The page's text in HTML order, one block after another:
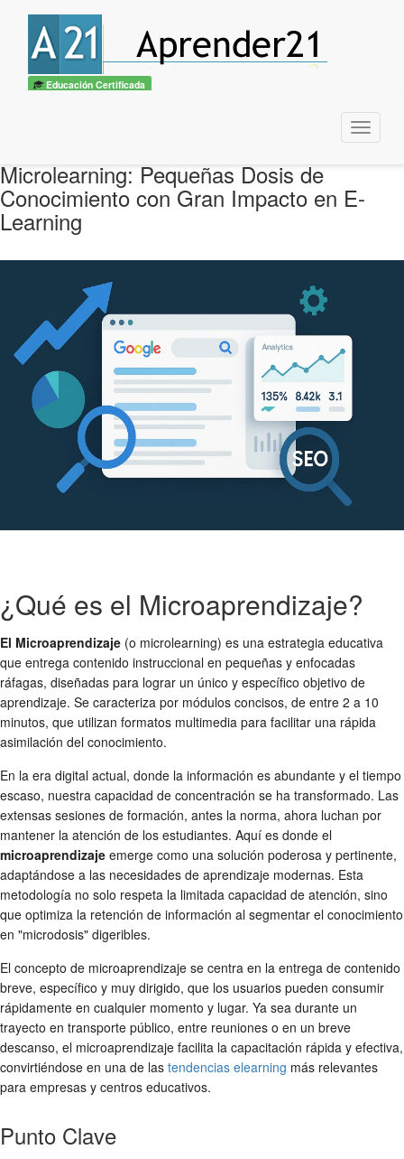
Educación Certificada
Menu
Microlearning: Pequeñas Dosis de
Conocimiento con Gran Impacto en E-
Learning
¿Qué es el Microaprendizaje?
El Microaprendizaje (o microlearning) es una estrategia educativa
que entrega contenido instruccional en pequeñas y enfocadas
ráfagas, diseñadas para lograr un único y específico objetivo de
aprendizaje. Se caracteriza por módulos concisos, de entre 2 a 10
minutos, que utilizan formatos multimedia para facilitar una rápida
asimilación del conocimiento.
En la era digital actual, donde la información es abundante y el tiempo
escaso, nuestra capacidad de concentración se ha transformado. Las
extensas sesiones de formación, antes la norma, ahora luchan por
mantener la atención de los estudiantes. Aquí es donde el
microaprendizaje emerge como una solución poderosa y pertinente,
adaptándose a las necesidades de aprendizaje modernas. Esta
metodología no solo respeta la limitada capacidad de atención, sino
que optimiza la retención de información al segmentar el conocimiento
en "microdosis" digeribles.
El concepto de microaprendizaje se centra en la entrega de contenido
breve, específico y muy dirigido, que los usuarios pueden consumir
rápidamente en cualquier momento y lugar. Ya sea durante un
trayecto en transporte público, entre reuniones o en un breve
descanso, el microaprendizaje facilita la capacitación rápida y efectiva,
convirtiéndose en una de las tendencias elearning más relevantes
para empresas y centros educativos.
Punto Clave